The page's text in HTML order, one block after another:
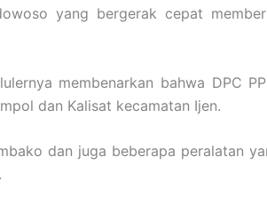
yang bergerak cepat
membenarkan bahwa DPC
dan Kalisat kecamatan Ijen.
dan juga beberapa peralatan